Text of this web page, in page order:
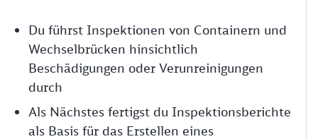
Du führst Inspektionen von Containern und
Wechselbrücken hinsichtlich
Beschädigungen oder Verunreinigungen
durch
Als Nächstes fertigst du Inspektionsberichte
als Basis für das Erstellen eines